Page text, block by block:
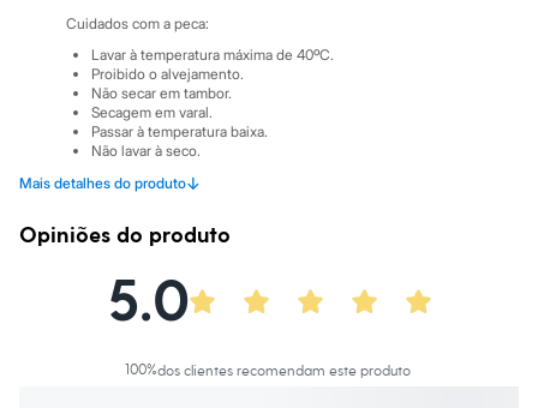
Shorts e Bermudas
Moda íntima
Calcinhas
Cintas e Modeladores
Pijamas
Sutiãs e Tops
Biquínis
Maiôs
Personagens
Blusas e Camisetas
Casacos e Jaquetas
Mais detalhes do produto↓
Cuidados com a peca:
Lavar à temperatura máxima de 40ºC.
Proibido o alvejamento.
Não secar em tambor.
Secagem em varal.
Passar à temperatura baixa.
Não lavar à seco.
Opiniões do produto
5.0
100%dos clientes recomendam este produto